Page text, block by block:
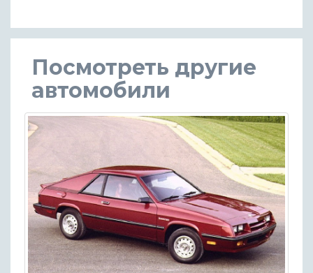
Посмотреть другие
автомобили